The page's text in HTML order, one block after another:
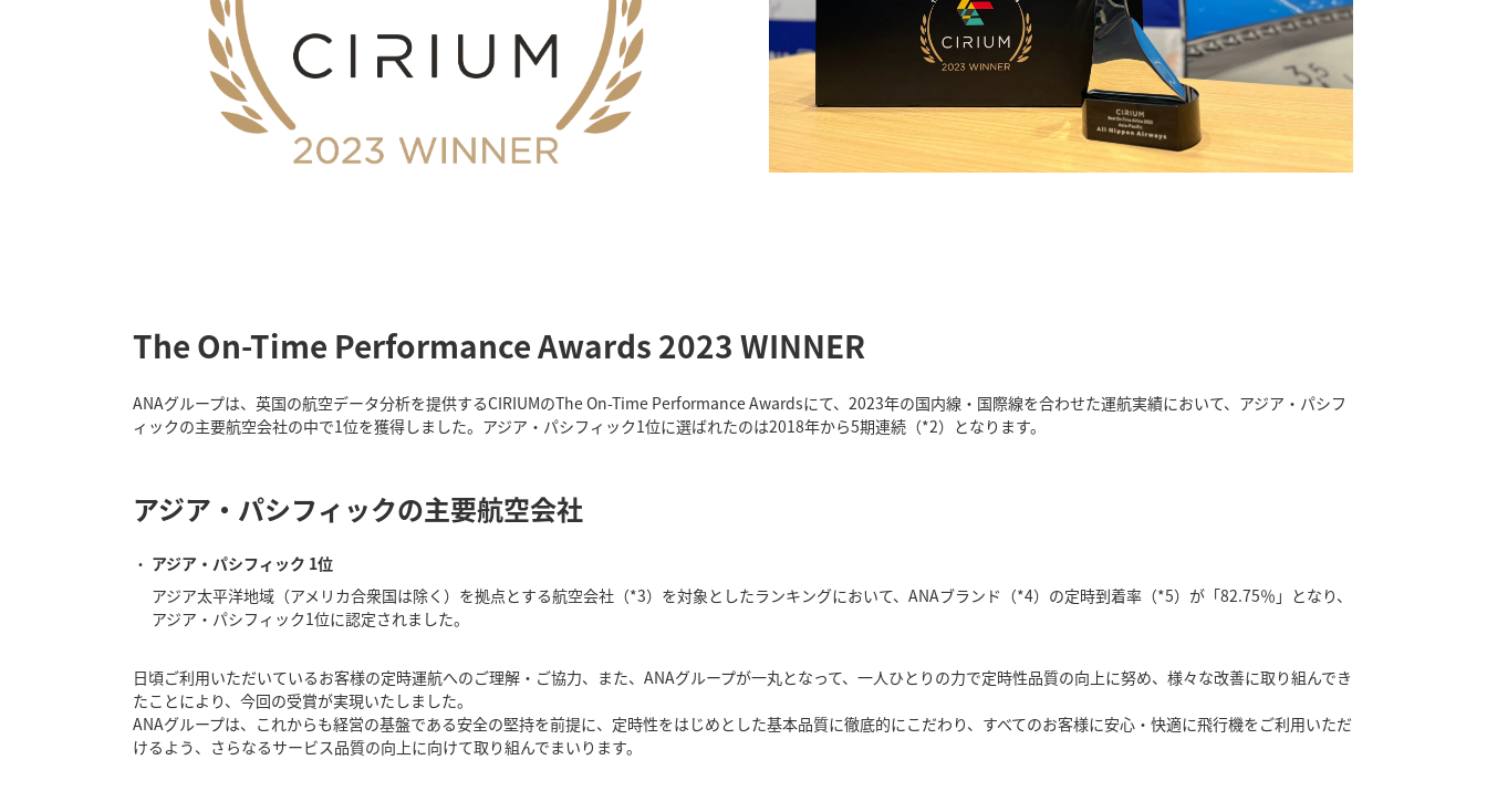
The On-Time Performance Awards 2023 WINNER
ANAグループは、英国の航空データ分析を提供するCIRIUMのThe On-Time Performance Awardsにて、2023年の国内線・国際線を合わせた運航実績において、アジア・パシフ
ィックの主要航空会社の中で1位を獲得しました。アジア・パシフィック1位に選ばれたのは2018年から5期連続（*2）となります。
アジア・パシフィックの主要航空会社
アジア・パシフィック 1位
アジア太平洋地域（アメリカ合衆国は除く）を拠点とする航空会社（*3）を対象としたランキングにおいて、ANAブランド（*4）の定時到着率（*5）が「82.75％」となり、
アジア・パシフィック1位に認定されました。
日頃ご利用いただいているお客様の定時運航へのご理解・ご協力、また、ANAグループが一丸となって、一人ひとりの力で定時性品質の向上に努め、様々な改善に取り組んでき
たことにより、今回の受賞が実現いたしました。
ANAグループは、これからも経営の基盤である安全の堅持を前提に、定時性をはじめとした基本品質に徹底的にこだわり、すべてのお客様に安心・快適に飛行機をご利用いただ
けるよう、さらなるサービス品質の向上に向けて取り組んでまいります。